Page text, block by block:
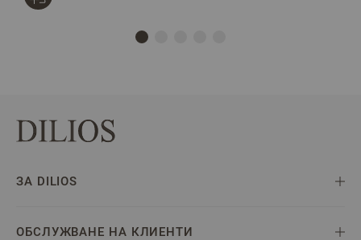
ЗА DILIOS
ОБСЛУЖВАНЕ НА КЛИЕНТИ